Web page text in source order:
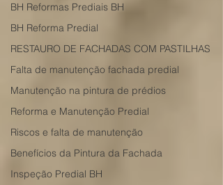
BH Reformas Prediais BH
BH Reforma Predial
RESTAURO DE FACHADAS COM PASTILHAS
Falta de manutenção fachada predial
Manutenção na pintura de prédios
Reforma e Manutenção Predial
Riscos e falta de manutenção
Benefícios da Pintura da Fachada
Inspeção Predial BH